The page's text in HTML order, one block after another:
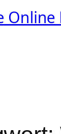
Online